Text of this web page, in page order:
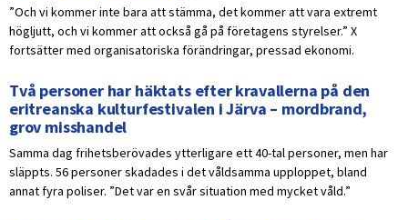
”Och vi kommer inte bara att stämma, det kommer att vara extremt
högljutt, och vi kommer att också gå på företagens styrelser.” X
fortsätter med organisatoriska förändringar, pressad ekonomi.
Två personer har häktats efter kravallerna på den
eritreanska kulturfestivalen i Järva – mordbrand,
grov misshandel
Samma dag frihetsberövades ytterligare ett 40-tal personer, men har
släppts. 56 personer skadades i det våldsamma upploppet, bland
annat fyra poliser. ”Det var en svår situation med mycket våld.”